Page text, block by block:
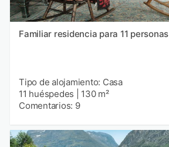
Familiar residencia para 11 personas
Tipo de alojamiento: Casa
11 huéspedes
130 m²
Comentarios: 9